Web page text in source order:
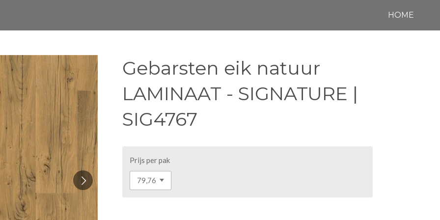
HOME
Gebarsten eik natuur
LAMINAAT - SIGNATURE |
SIG4767
Prijs per pak